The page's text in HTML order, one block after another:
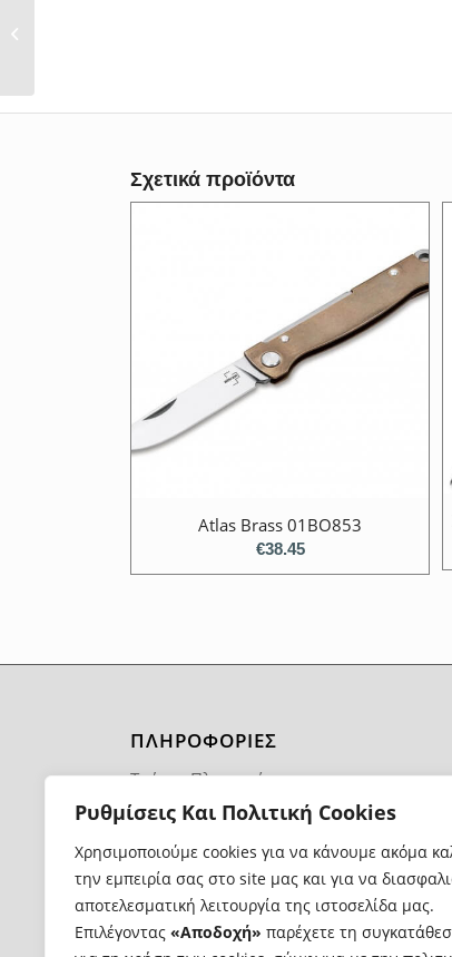
Ρυθμίσεις Και Πολιτική Cookies
Χρησιμοποιούμε cookies για να κάνουμε ακόμα
την εμπειρία σας στο site μας και για να
αποτελεσματική λειτουργία της ιστοσελίδα μας.
Επιλέγοντας «Αποδοχή» παρέχετε τη
Σχετικά προϊόντα
Atlas Brass 01BO853
€38.45
ΠΛΗΡΟΦΟΡΙΕΣ
Τρόποι Πληρωμής
Τρόποι και Κόστος Αποστολής
Επιστροφές Προϊόντων
Όροι Χρήσης